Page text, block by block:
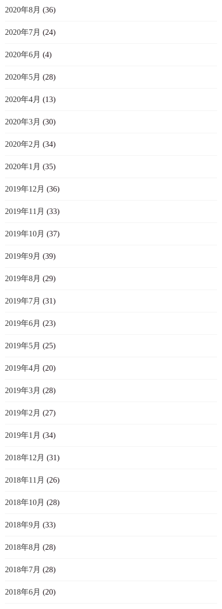
2020年8月 (36)
2020年7月 (24)
2020年6月 (4)
2020年5月 (28)
2020年4月 (13)
2020年3月 (30)
2020年2月 (34)
2020年1月 (35)
2019年12月 (36)
2019年11月 (33)
2019年10月 (37)
2019年9月 (39)
2019年8月 (29)
2019年7月 (31)
2019年6月 (23)
2019年5月 (25)
2019年4月 (20)
2019年3月 (28)
2019年2月 (27)
2019年1月 (34)
2018年12月 (31)
2018年11月 (26)
2018年10月 (28)
2018年9月 (33)
2018年8月 (28)
2018年7月 (28)
2018年6月 (20)